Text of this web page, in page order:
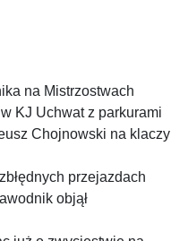
na Mistrzostwach
KJ Uchwat z parkurami
Chojnowski na klaczy
przejazdach
objął